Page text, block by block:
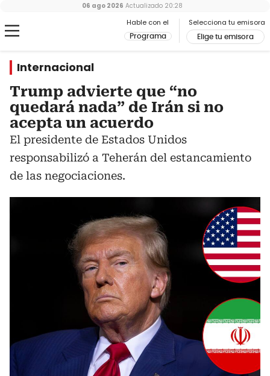
Hable con el
Programa
Selecciona tu emisora
Elige tu emisora
06 ago 2026 Actualizado 20:28
Internacional
Trump advierte que “no
quedará nada” de Irán si no
acepta un acuerdo
El presidente de Estados Unidos
responsabilizó a Teherán del estancamiento
de las negociaciones.